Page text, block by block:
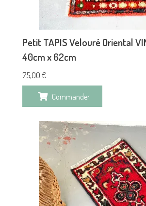
Petit TAPIS Velouré Oriental
40cm x 62cm
75,00 €
Commander